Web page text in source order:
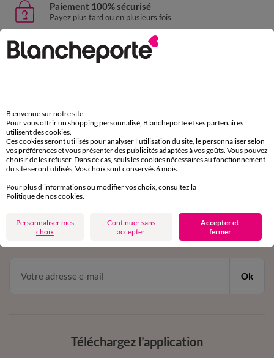
Paiement 100% sécurisé
Payez plus tard ou en plusieurs fois
Livraison express
domicile, relais, consignes automatiques
Service clients
par chat et par téléphone
de 8h00 à 20h00 du lundi au samedi
en vous inscrivant à la newsletter
dès 20€ d’achat
conditions dans votre email de confirmation
Ok
Téléchargez l’application
Bienvenue sur notre site.
Pour vous offrir un shopping personnalisé, Blancheporte et ses partenaires
utilisent des cookies.
Ces cookies seront utilisés pour analyser l'utilisation du site, le personnaliser selon
vos préférences et vous présenter des publicités adaptées à vos goûts. Vous pouvez
choisir de les refuser. Dans ce cas, seuls les cookies nécessaires au fonctionnement
du site seront utilisés. Vos choix sont conservés 6 mois.
Pour plus d'informations ou modifier vos choix, consultez la
Politique de nos cookies.
Personnaliser mes
choix
Continuer sans
accepter
Accepter et
fermer